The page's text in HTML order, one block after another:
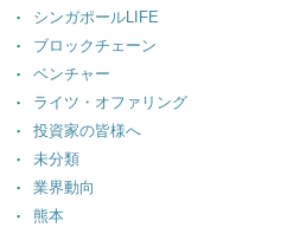
シンガポールLIFE
ブロックチェーン
ベンチャー
ライツ・オファリング
投資家の皆様へ
未分類
業界動向
熊本